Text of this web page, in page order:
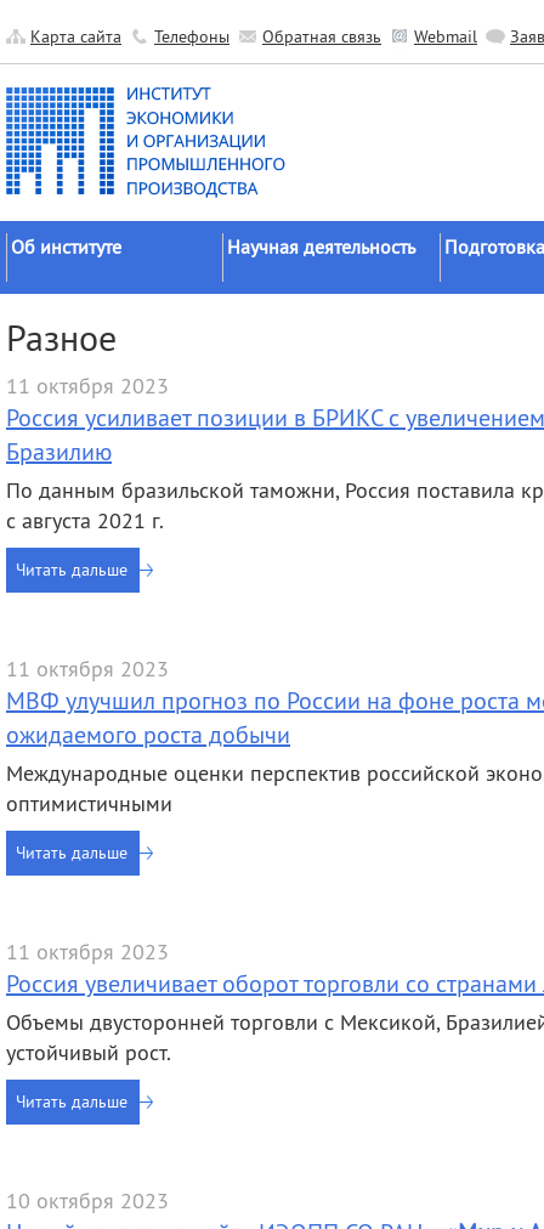
Карта сайта Телефоны Обратная связь Webmail
Об институте
Официальные документы
История
Руководство
Научные подразделения
Прочие подразделения
Издательская
деятельность
Контакты
Научная деятельность
Прикладные разработки
Научные школы
Целевое
Разное
11 октября 2023
Россия усиливает позиции в БРИКС с
Бразилию
По данным бразильской таможни, Россия поставила
с августа 2021 г.
Читать дальше
11 октября 2023
МВФ улучшил прогноз по России на фоне роста
ожидаемого роста добычи
Международные оценки перспектив российской
оптимистичными
Читать дальше
11 октября 2023
Россия увеличивает оборот торговли со
Объемы двусторонней торговли с Мексикой,
устойчивый рост.
Читать дальше
10 октября 2023